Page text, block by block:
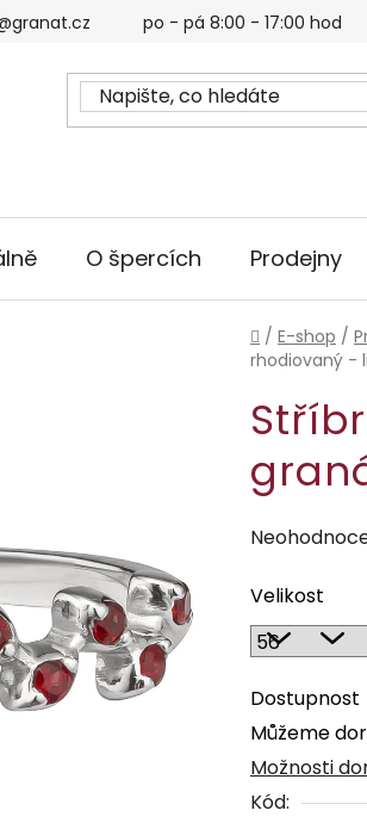
po - pá 8:00 - 17:00 hod
O špercích Prodejny
Domů
/ E-shop /
rhodiovaný -
Průměrné
produktu
je
0,0
z
5
hvězdiček.
Velikost
Dostupnost
Můžeme
Možnosti
Kód: